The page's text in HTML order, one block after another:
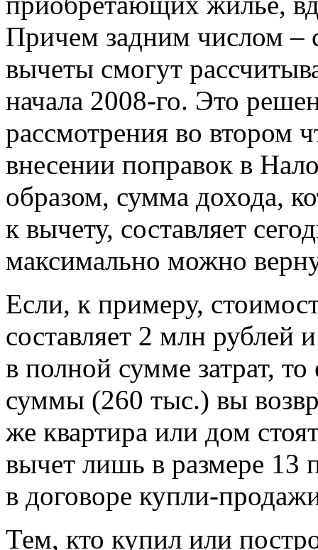
Причем задним числом –
вычеты смогут
начала 2008-го. Это
рассмотрения во втором
внесении поправок в
образом, сумма дохода,
к вычету, составляет
максимально можно
Если, к примеру,
составляет 2 млн рублей
в полной сумме затрат,
суммы (260 тыс.) вы
же квартира или дом
вычет лишь в размере 13
в договоре купли-
Тем, кто купил или